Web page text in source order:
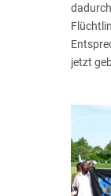
jetzt